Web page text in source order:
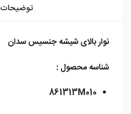
توضیحات
نوار بالای شیشه جنسیس سدان
شناسه محصول :
861313M010